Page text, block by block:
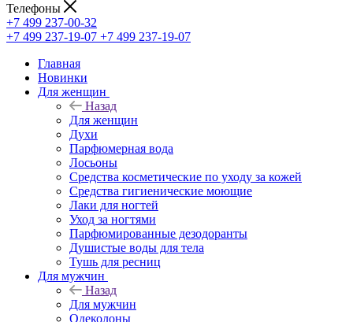
Телефоны
+7 499 237-00-32
+7 499 237-19-07 +7 499 237-19-07
Главная
Новинки
Для женщин
Назад
Для женщин
Духи
Парфюмерная вода
Лосьоны
Средства косметические по уходу за кожей
Средства гигиенические моющие
Лаки для ногтей
Уход за ногтями
Парфюмированные дезодоранты
Душистые воды для тела
Тушь для ресниц
Для мужчин
Назад
Для мужчин
Одеколоны